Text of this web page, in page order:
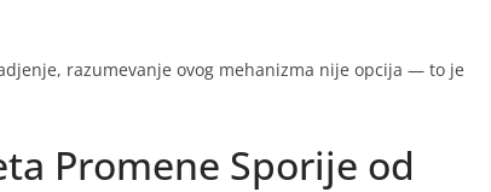
razumevanje ovog mehanizma nije opcija — to je
Promene Sporije od